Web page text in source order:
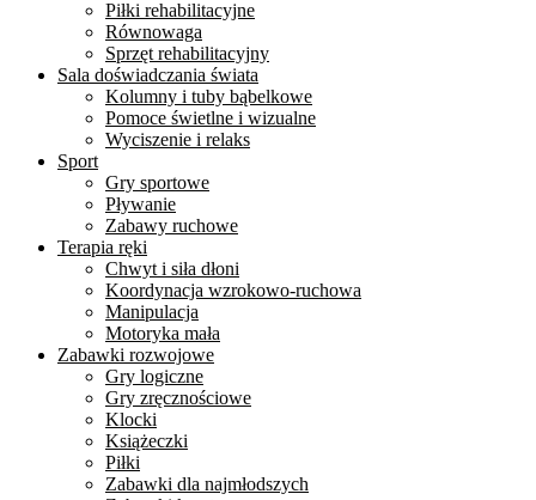
Piłki rehabilitacyjne
Równowaga
Sprzęt rehabilitacyjny
Sala doświadczania świata
Kolumny i tuby bąbelkowe
Pomoce świetlne i wizualne
Wyciszenie i relaks
Sport
Gry sportowe
Pływanie
Zabawy ruchowe
Terapia ręki
Chwyt i siła dłoni
Koordynacja wzrokowo-ruchowa
Manipulacja
Motoryka mała
Zabawki rozwojowe
Gry logiczne
Gry zręcznościowe
Klocki
Książeczki
Piłki
Zabawki dla najmłodszych